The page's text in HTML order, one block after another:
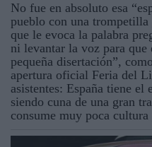
No fue en absoluto esa
pueblo con una
que le evoca la palabra
ni levantar la voz para que
pequeña disertación”,
apertura oficial Feria del
asistentes: España tiene el
siendo cuna de una gran
consume muy poca